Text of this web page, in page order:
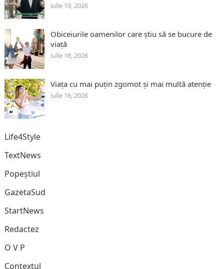
iulie 19, 2026
Obiceiurile oamenilor care știu să se bucure de
viață
iulie 18, 2026
Viața cu mai puțin zgomot și mai multă atenție
iulie 16, 2026
Life4Style
TextNews
Popeștiul
GazetaSud
StartNews
Redactez
O V P
Contextul